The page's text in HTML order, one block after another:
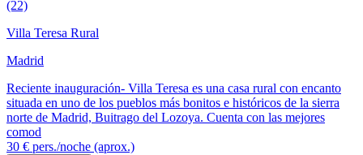
(22)
Villa Teresa Rural
Madrid
Reciente inauguración- Villa Teresa es una casa rural con encanto
situada en uno de los pueblos más bonitos e históricos de la sierra
norte de Madrid, Buitrago del Lozoya. Cuenta con las mejores
comod
30 € pers./noche (aprox.)